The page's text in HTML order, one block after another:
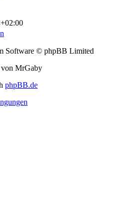
Software © phpBB Limited
MrGaby
phpBB.de